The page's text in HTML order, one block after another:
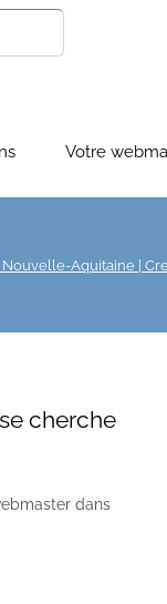
Votre
Aquitaine |
cherche
dans